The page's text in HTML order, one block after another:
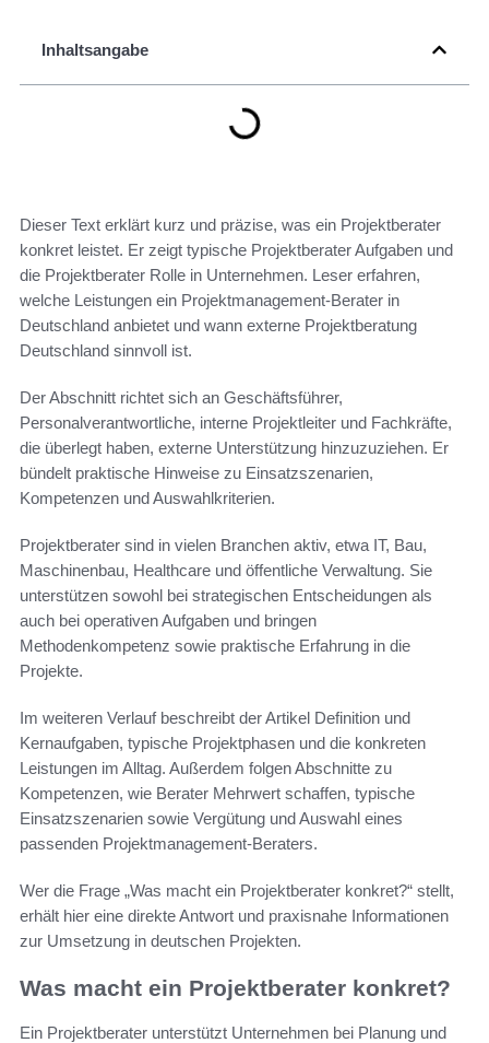
Inhaltsangabe
Dieser Text erklärt kurz und präzise, was ein Projektberater
konkret leistet. Er zeigt typische Projektberater Aufgaben und
die Projektberater Rolle in Unternehmen. Leser erfahren,
welche Leistungen ein Projektmanagement-Berater in
Deutschland anbietet und wann externe Projektberatung
Deutschland sinnvoll ist.
Der Abschnitt richtet sich an Geschäftsführer,
Personalverantwortliche, interne Projektleiter und Fachkräfte,
die überlegt haben, externe Unterstützung hinzuzuziehen. Er
bündelt praktische Hinweise zu Einsatzszenarien,
Kompetenzen und Auswahlkriterien.
Projektberater sind in vielen Branchen aktiv, etwa IT, Bau,
Maschinenbau, Healthcare und öffentliche Verwaltung. Sie
unterstützen sowohl bei strategischen Entscheidungen als
auch bei operativen Aufgaben und bringen
Methodenkompetenz sowie praktische Erfahrung in die
Projekte.
Im weiteren Verlauf beschreibt der Artikel Definition und
Kernaufgaben, typische Projektphasen und die konkreten
Leistungen im Alltag. Außerdem folgen Abschnitte zu
Kompetenzen, wie Berater Mehrwert schaffen, typische
Einsatzszenarien sowie Vergütung und Auswahl eines
passenden Projektmanagement-Beraters.
Wer die Frage „Was macht ein Projektberater konkret?“ stellt,
erhält hier eine direkte Antwort und praxisnahe Informationen
zur Umsetzung in deutschen Projekten.
Was macht ein Projektberater konkret?
Ein Projektberater unterstützt Unternehmen bei Planung und